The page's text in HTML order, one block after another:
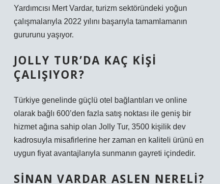
Yardımcısı Mert Vardar, turizm sektöründeki yoğun
çalışmalarıyla 2022 yılını başarıyla tamamlamanın
gururunu yaşıyor.
JOLLY TUR’DA KAÇ KIŞI
ÇALIŞIYOR?
Türkiye genelinde güçlü otel bağlantıları ve online
olarak bağlı 600’den fazla satış noktası ile geniş bir
hizmet ağına sahip olan Jolly Tur, 3500 kişilik dev
kadrosuyla misafirlerine her zaman en kaliteli ürünü en
uygun fiyat avantajlarıyla sunmanın gayreti içindedir.
SINAN VARDAR ASLEN NERELI?